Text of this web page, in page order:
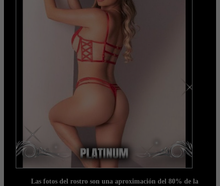
Las fotos del rostro son una aproximación del 80% de la